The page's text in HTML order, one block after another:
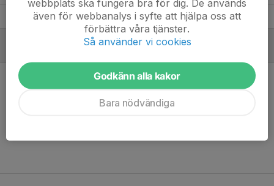
August Ohlin 15 0 0 0
webbplats ska fungera bra för dig. De används
även för webbanalys i syfte att hjälpa oss att
förbättra våra tjänster.
Så använder vi cookies
Godkänn alla kakor
Bara nödvändiga